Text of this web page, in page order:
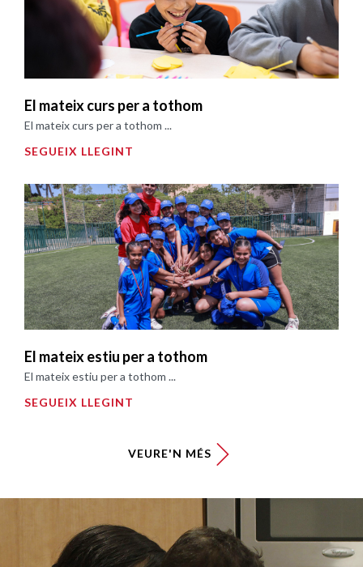
El mateix curs per a tothom
El mateix curs per a tothom ...
SEGUEIX LLEGINT
El mateix estiu per a tothom
El mateix estiu per a tothom ...
SEGUEIX LLEGINT
VEURE'N MÉS